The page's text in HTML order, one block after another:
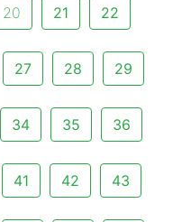
20 21 22
27 28 29
34 35 36
41 42 43